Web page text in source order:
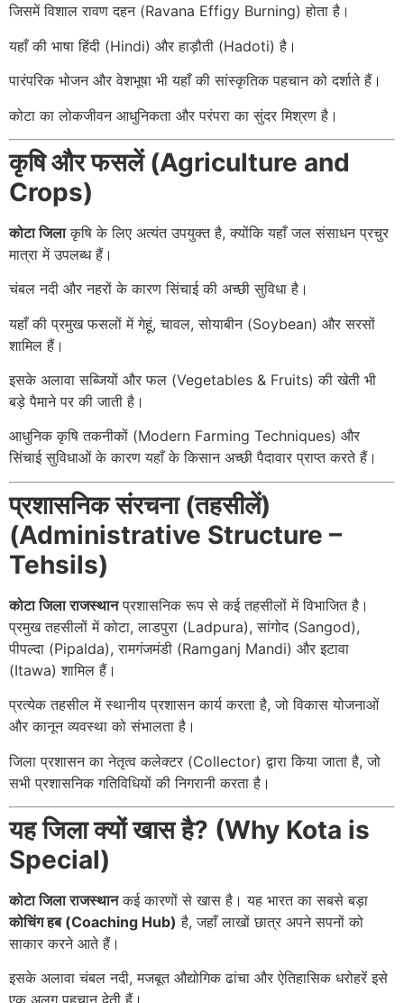
जिसमें विशाल रावण दहन (Ravana Effigy Burning) होता है।
यहाँ की भाषा हिंदी (Hindi) और हाड़ौती (Hadoti) है।
पारंपरिक भोजन और वेशभूषा भी यहाँ की सांस्कृतिक पहचान को दर्शाते हैं।
कोटा का लोकजीवन आधुनिकता और परंपरा का सुंदर मिश्रण है।
कृषि और फसलें (Agriculture and
Crops)
कोटा जिलाकृषि के लिए अत्यंत उपयुक्त है, क्योंकि यहाँ जल संसाधन प्रचुर
मात्रा में उपलब्ध हैं।
चंबल नदी और नहरों के कारण सिंचाई की अच्छी सुविधा है।
यहाँ की प्रमुख फसलों में गेहूं, चावल, सोयाबीन (Soybean) और सरसों
शामिल हैं।
इसके अलावा सब्जियों और फल (Vegetables & Fruits) की खेती भी
बड़े पैमाने पर की जाती है।
आधुनिक कृषि तकनीकों (Modern Farming Techniques) और
सिंचाई सुविधाओं के कारण यहाँ के किसान अच्छी पैदावार प्राप्त करते हैं।
प्रशासनिक संरचना (तहसीलें)
(Administrative Structure –
Tehsils)
कोटा जिला राजस्थानप्रशासनिक रूप से कई तहसीलों में विभाजित है।
प्रमुख तहसीलों में कोटा, लाडपुरा (Ladpura), सांगोद (Sangod),
पीपल्दा (Pipalda), रामगंजमंडी (Ramganj Mandi) और इटावा
(Itawa) शामिल हैं।
प्रत्येक तहसील में स्थानीय प्रशासन कार्य करता है, जो विकास योजनाओं
और कानून व्यवस्था को संभालता है।
जिला प्रशासन का नेतृत्व कलेक्टर (Collector) द्वारा किया जाता है, जो
सभी प्रशासनिक गतिविधियों की निगरानी करता है।
यह जिला क्यों खास है? (Why Kota is
Special)
कोटा जिला राजस्थानकई कारणों से खास है। यह भारत का सबसे बड़ा
कोचिंग हब (Coaching Hub) है, जहाँ लाखों छात्र अपने सपनों को
साकार करने आते हैं।
इसके अलावा चंबल नदी, मजबूत औद्योगिक ढांचा और ऐतिहासिक धरोहरें इसे